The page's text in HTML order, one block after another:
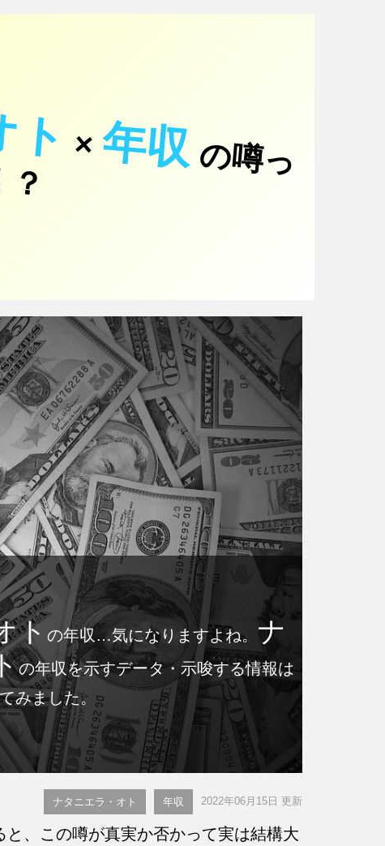
×年収の
噂
っ
！
ト の年収…気になりますよね。 ナ
の年収を示すデータ・示唆する情報は
みました。
ナタニエラ・オト 年収 2022年06月15日 更新
、この噂が真実か否かって実は結構大